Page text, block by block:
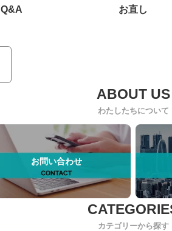
Q&A お直し
わたしたちについて
お問い合わせ
カテゴリーから探す